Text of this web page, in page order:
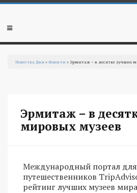
Перейти к основному содержанию
Мобильное
Повестка Дня »Новости » Эрмитаж – в десятке лучших
Эрмитаж – в
мировых музеев
Международный портал для
путешественников
рейтинг лучших музеев